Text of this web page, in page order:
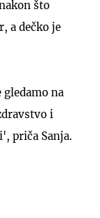
što
a dečko je
na
i
priča Sanja.